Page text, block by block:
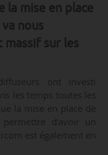
la mise en place
nous
massif sur les
ont investi
les temps toutes les
la mise en place de
d’avoir un
est également en